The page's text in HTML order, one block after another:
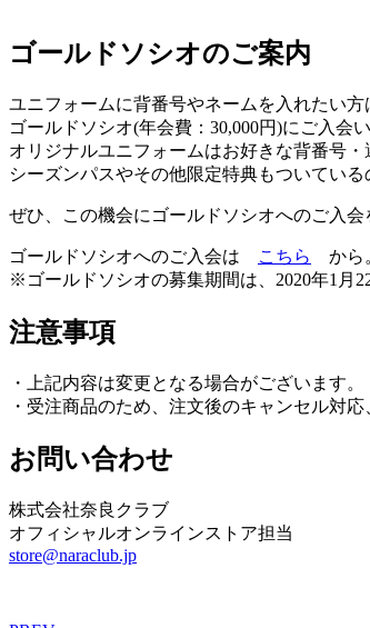
ゴールドソシオのご案内
ユニフォームに背番号やネームを入れたい
ゴールドソシオ(年会費：30,000円)にご入会
オリジナルユニフォームはお好きな背番号・
シーズンパスやその他限定特典もついている
ぜひ、この機会にゴールドソシオへのご入会
ゴールドソシオへのご入会は こちら
から
※ゴールドソシオの募集期間は、2020年1月
注意事項
・上記内容は変更となる場合がございます。
・受注商品のため、注文後のキャンセル対
お問い合わせ
株式会社奈良クラブ
オフィシャルオンラインストア担当
store@naraclub.jp